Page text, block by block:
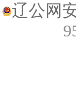
辽公网